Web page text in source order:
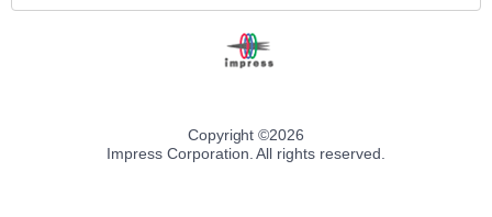
Copyright ©2026
Impress Corporation. All rights reserved.